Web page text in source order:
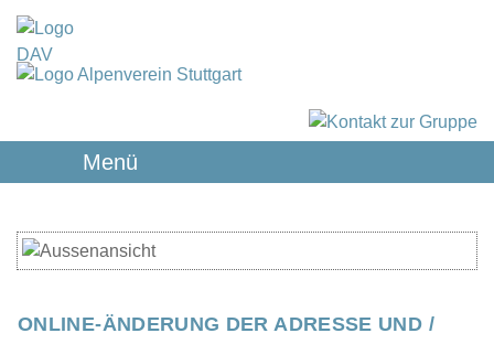
Menü
ONLINE-ÄNDERUNG DER ADRESSE UND /